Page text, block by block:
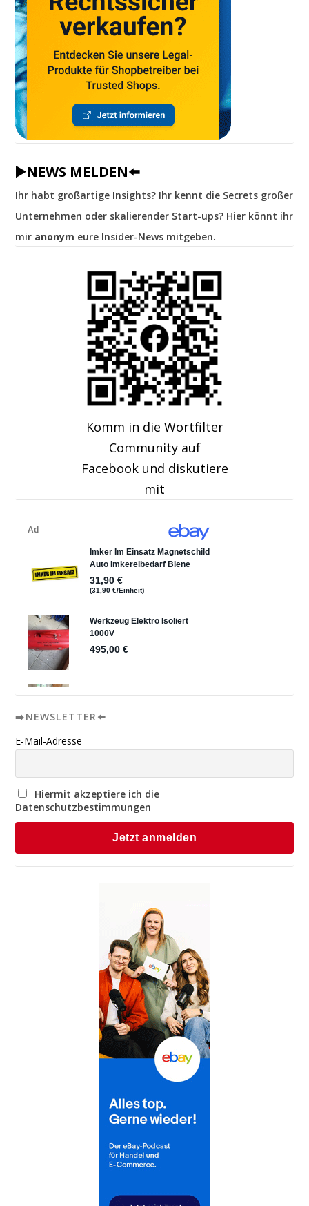
▶️NEWS MELDEN⬅️
Ihr habt großartige Insights? Ihr kennt die Secrets großer
Unternehmen oder skalierender Start-ups? Hier könnt ihr
mir anonym eure Insider-News mitgeben.
Komm in die Wortfilter
Community auf
Facebook und diskutiere
mit
➡️NEWSLETTER⬅️
E-Mail-Adresse
Hiermit akzeptiere ich die
Datenschutzbestimmungen